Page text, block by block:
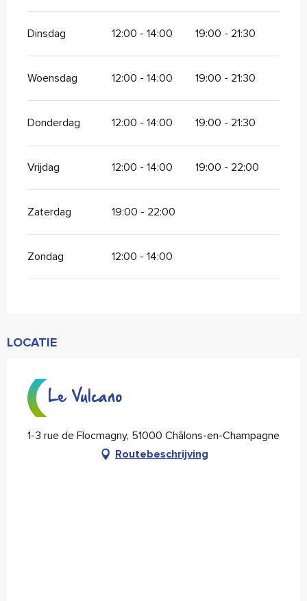
Dinsdag 12:00 - 14:00 19:00 - 21:30
Woensdag 12:00 - 14:00 19:00 - 21:30
Donderdag 12:00 - 14:00 19:00 - 21:30
Vrijdag 12:00 - 14:00 19:00 - 22:00
Zaterdag 19:00 - 22:00
Zondag 12:00 - 14:00
LOCATIE
Le Vulcano
1-3 rue de Flocmagny, 51000 Châlons-en-Champagne
Routebeschrijving